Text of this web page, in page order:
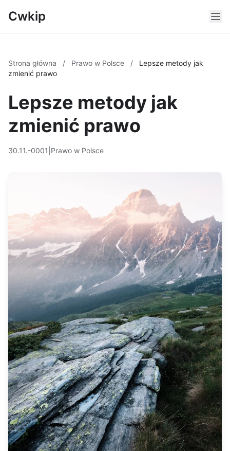
Cwkip
Strona główna / Prawo w Polsce /
Lepsze metody jak
zmienić prawo
Lepsze metody jak
zmienić prawo
30.11.-0001 Prawo w Polsce